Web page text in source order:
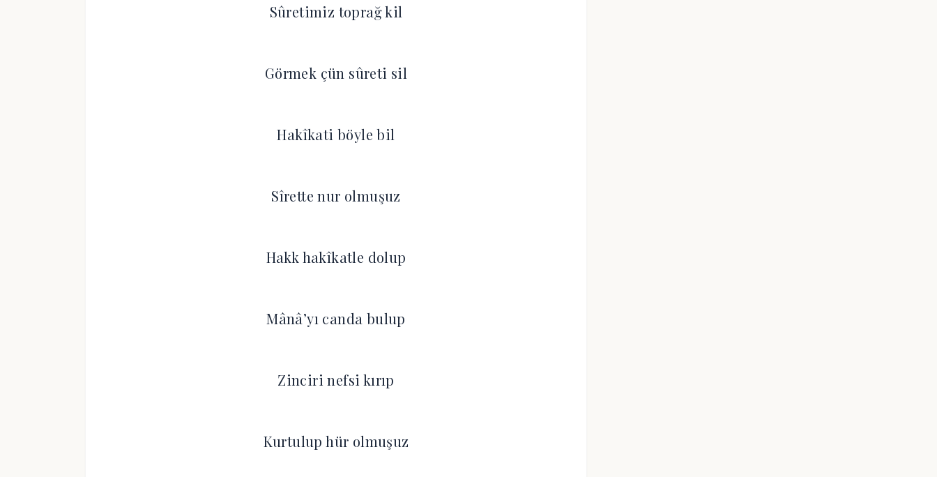
Sûretimiz toprağ kil
Görmek çün sûreti sil
Hakîkati böyle bil
Sîrette nur olmuşuz
Hakk hakîkatle dolup
Mânâ’yı canda bulup
Zinciri nefsi kırıp
Kurtulup hür olmuşuz